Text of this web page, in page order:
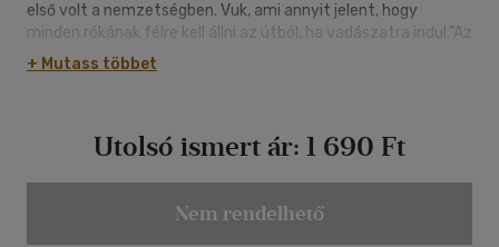
első volt a nemzetségben. Vuk, ami annyit jelent, hogy
minden rókának félre kell állni az útból, ha vadászatra indul."Az
író igen népszerű állatmeséje a kisróka felnőtté válásáról szól;
a rögös utat bejárva Vuk a Simabőrű Ember méltó ellenfele
köteteként adjuk közre.
+ Mutass többet
Utolsó ismert ár: 1 690 Ft
Nem rendelhető